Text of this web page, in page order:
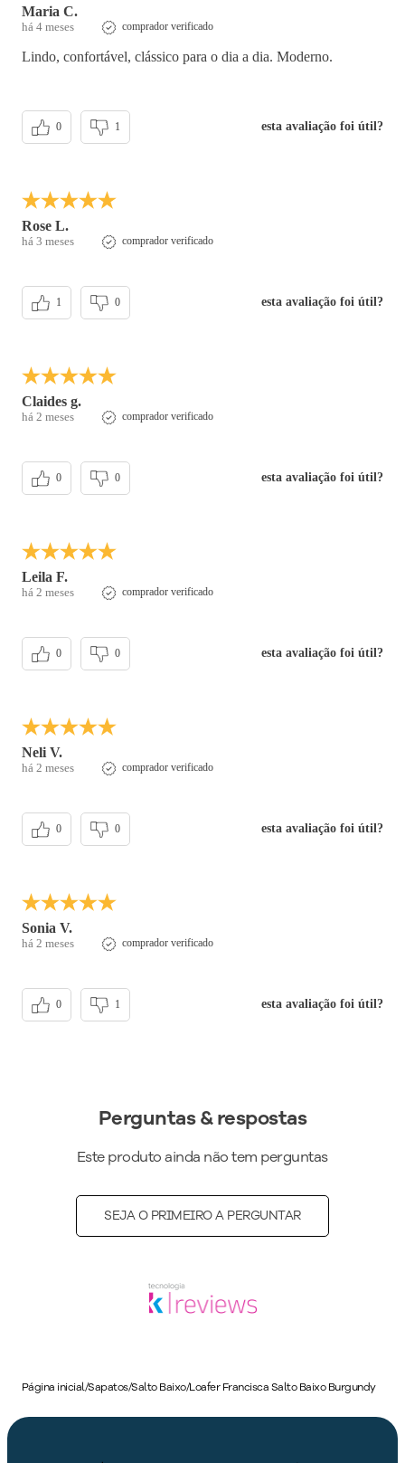
Maria C.
há 4 meses comprador verificado
Lindo, confortável, clássico para o dia a dia. Moderno.
esta avaliação foi útil?
0 1
Rose L.
há 3 meses comprador verificado
esta avaliação foi útil?
1 0
Claides g.
há 2 meses comprador verificado
esta avaliação foi útil?
0 0
Leila F.
há 2 meses comprador verificado
esta avaliação foi útil?
0 0
Neli V.
há 2 meses comprador verificado
esta avaliação foi útil?
0 0
Sonia V.
há 2 meses comprador verificado
esta avaliação foi útil?
0 1
Perguntas & respostas
Este produto ainda não tem perguntas
SEJA O PRIMEIRO A PERGUNTAR
Página inicial/Sapatos/Salto Baixo/Loafer Francisca Salto Baixo Burgundy